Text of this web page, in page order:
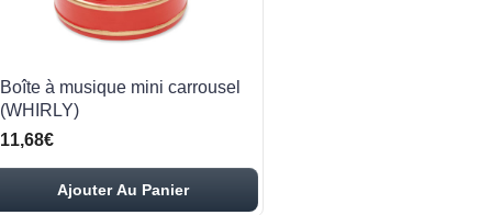
Boîte à musique mini carrousel
(WHIRLY)
11,68€
Ajouter Au Panier